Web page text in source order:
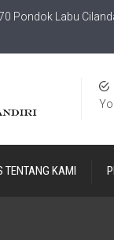
Pondok Labu
TENTANG KAMI